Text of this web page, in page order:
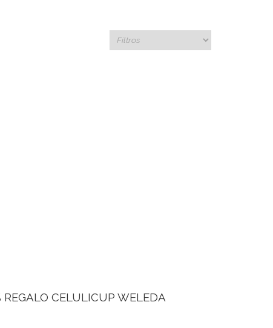
CELULICUP WELEDA